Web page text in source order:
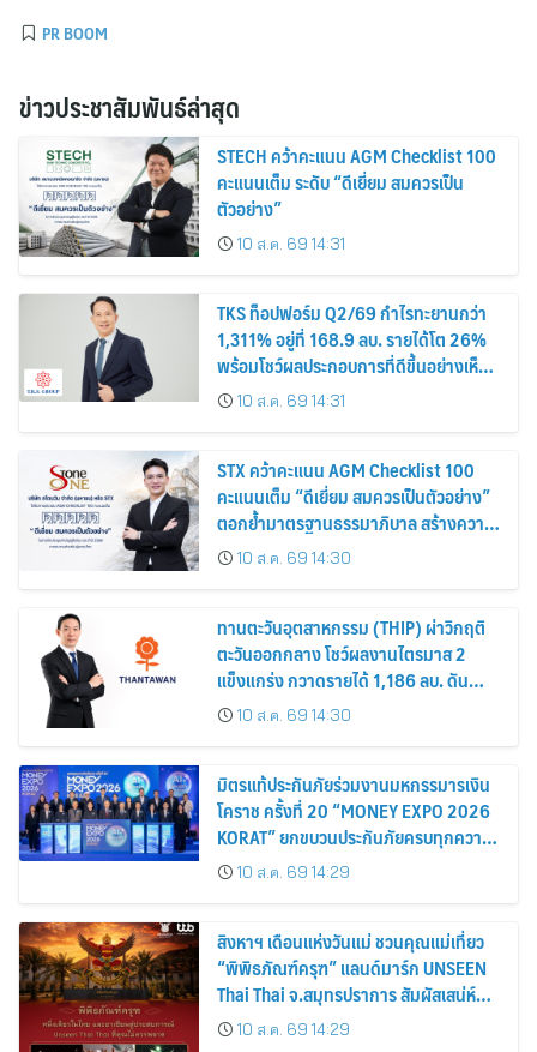
PR BOOM
ข่าวประชาสัมพันธ์ล่าสุด
STECH คว้าคะแนน AGM Checklist 100
คะแนนเต็ม ระดับ “ดีเยี่ยม สมควรเป็น
ตัวอย่าง”
10 ส.ค. 69 14:31
TKS ท็อปฟอร์ม Q2/69 กำไรทะยานกว่า
1,311% อยู่ที่ 168.9 ลบ. รายได้โต 26%
พร้อมโชว์ผลประกอบการที่ดีขึ้นอย่างเห็น
ได้ชัด บอร์ดเคาะจ่ายปันผลระหว่างกาลหุ้น
ละ 0.12 บาท
10 ส.ค. 69 14:31
STX คว้าคะแนน AGM Checklist 100
คะแนนเต็ม “ดีเยี่ยม สมควรเป็นตัวอย่าง”
ตอกย้ำมาตรฐานธรรมาภิบาล สร้างความ
เชื่อมั่นนักลงทุน
10 ส.ค. 69 14:30
ทานตะวันอุตสาหกรรม (THIP) ผ่าวิกฤติ
ตะวันออกกลาง โชว์ผลงานไตรมาส 2
แข็งแกร่ง กวาดรายได้ 1,186 ลบ. ดัน
กำไรเพิ่มขึ้น 26% พร้อมอนุมัติปันผล
ระหว่างกาล 0.55 บาท/หุ้น
10 ส.ค. 69 14:30
มิตรแท้ประกันภัยร่วมงานมหกรรมารเงิน
โคราช ครั้งที่ 20 “MONEY EXPO 2026
KORAT” ยกขบวนประกันภัยครบทุกความ
ต้องการ พร้อมโปรโมชันลดเบี้ยสูงสุด
15%
10 ส.ค. 69 14:29
สิงหาฯ เดือนแห่งวันแม่ ชวนคุณแม่เที่ยว
“พิพิธภัณฑ์ครุฑ” แลนด์มาร์ก UNSEEN
Thai Thai จ.สมุทรปราการ สัมผัสเสน่ห์
มรดกไทย พร้อมขอพรเสริมสิริมงคล
10 ส.ค. 69 14:29